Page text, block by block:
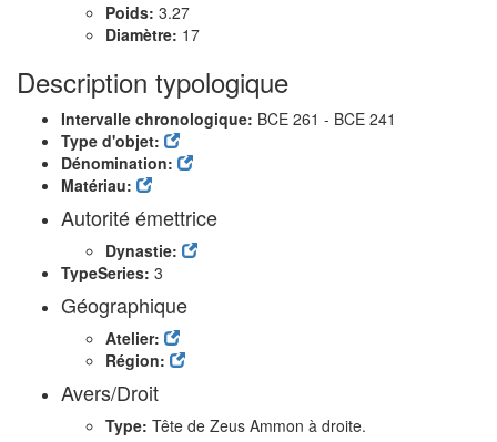
Poids: 3.27
Diamètre: 17
Description typologique
Intervalle chronologique: BCE 261 - BCE 241
Type d'objet:
Dénomination:
Matériau:
Autorité émettrice
Dynastie:
TypeSeries: 3
Géographique
Atelier:
Région:
Avers/Droit
Type: Tête de Zeus Ammon à droite.